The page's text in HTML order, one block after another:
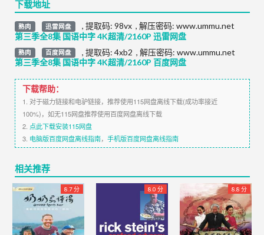
下载地址
熟肉 迅雷网盘
第三季全8集 国语中字 4K超清/2160P 迅雷网盘
, 提取码: 98vx, 解压密码: www.ummu.net
熟肉 百度网盘
第三季全8集 国语中字 4K超清/2160P 百度网盘
, 提取码: 4xb2 , 解压密码: www.ummu.net
下载帮助：
1. 对于磁力链接和电驴链接，推荐使用115网盘离线下载(成功率接近
100%)，如无115网盘推荐使用百度网盘离线下载
2. 点此下载安装115网盘
3. 电脑版百度网盘离线指南， 手机版百度网盘离线指南
相关推荐
8.7 分 8.0 分 8.8 分